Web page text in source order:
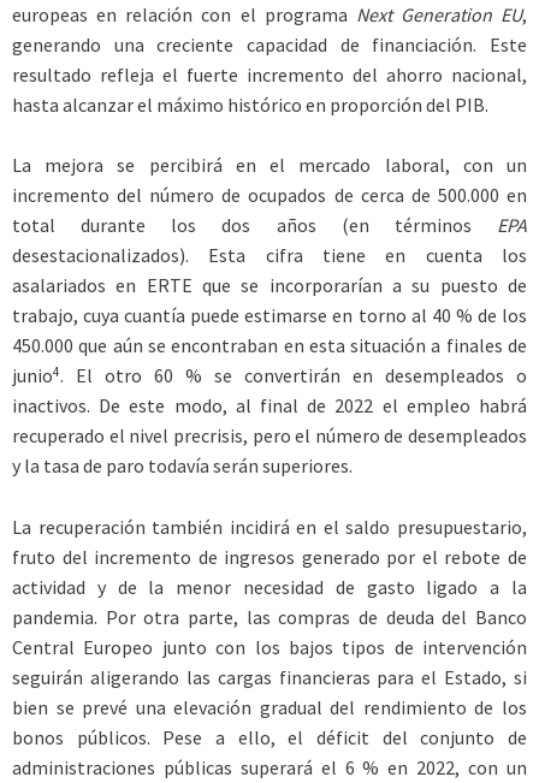
europeas en relación con el programa Next Generation EU,
generando una creciente capacidad de financiación. Este
resultado refleja el fuerte incremento del ahorro nacional,
hasta alcanzar el máximo histórico en proporción del PIB.
La mejora se percibirá en el mercado laboral, con un
incremento del número de ocupados de cerca de 500.000 en
total durante los dos años (en términos EPA
desestacionalizados). Esta cifra tiene en cuenta los
asalariados en ERTE que se incorporarían a su puesto de
trabajo, cuya cuantía puede estimarse en torno al 40 % de los
450.000 que aún se encontraban en esta situación a finales de
junio4. El otro 60 % se convertirán en desempleados o
inactivos. De este modo, al final de 2022 el empleo habrá
recuperado el nivel precrisis, pero el número de desempleados
y la tasa de paro todavía serán superiores.
La recuperación también incidirá en el saldo presupuestario,
fruto del incremento de ingresos generado por el rebote de
actividad y de la menor necesidad de gasto ligado a la
pandemia. Por otra parte, las compras de deuda del Banco
Central Europeo junto con los bajos tipos de intervención
seguirán aligerando las cargas financieras para el Estado, si
bien se prevé una elevación gradual del rendimiento de los
bonos públicos. Pese a ello, el déficit del conjunto de
administraciones públicas superará el 6 % en 2022, con un